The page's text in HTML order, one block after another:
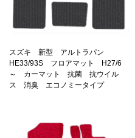
スズキ 新型 アルトラパン
HE33/93S フロアマット H27/6
～ カーマット 抗菌 抗ウイル
ス 消臭 エコノミータイプ